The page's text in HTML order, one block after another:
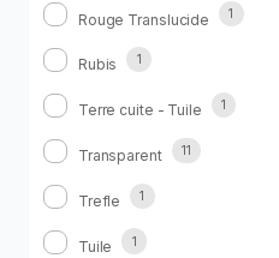
Rouge Translucide 1
Rubis 1
Terre cuite - Tuile 1
Transparent 11
Trefle 1
Tuile 1